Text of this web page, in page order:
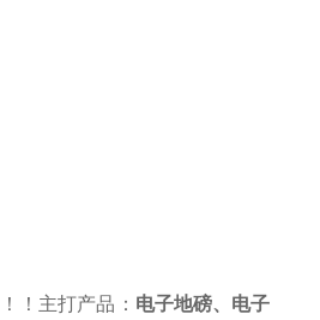
！主打产品： 电子地磅、 电子